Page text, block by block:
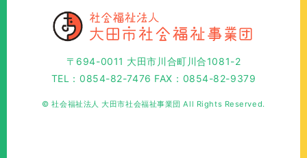
〒694-0011 大田市川合町川合1081-2
TEL：0854-82-7476 FAX：0854-82-9379
© 社会福祉法人 大田市社会福祉事業団 All Rights Reserved.